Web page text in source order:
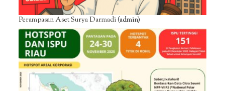
Perampasan Aset Surya Darmadi(admin)